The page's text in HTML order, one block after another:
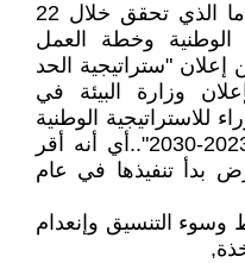
وفيما إنتظرنا ان تعلن الوزارة ما الذي تحقق خلال 22
الوطنية وخطة العمل
و16 شهراً من إعلان "ستراتيجية الحد
وزارة البيئة في
للاستراتيجية الوطنية
لحماية وتحسين البيئة للأعوام 2023-2030"..أي أنه أقر
يفترض بدأ تنفيذها في عام
وسوء التنسيق وإنعدام